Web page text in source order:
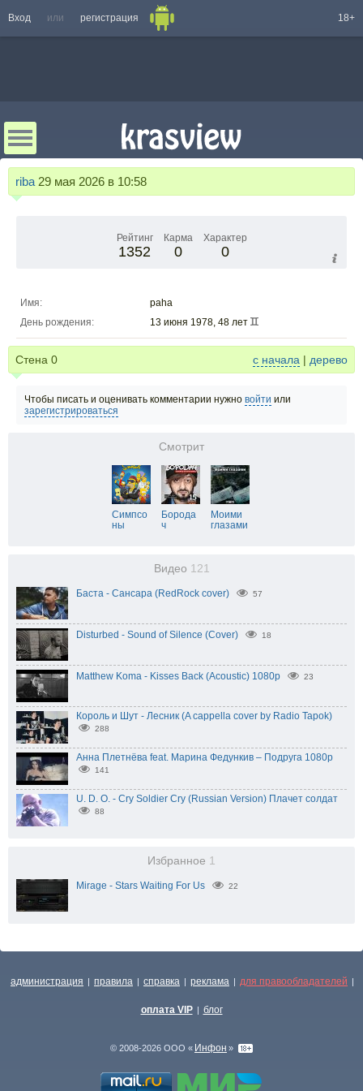
Вход или регистрация 18+
riba 29 мая 2026 в 10:58
Рейтинг
1352
Карма
0
Характер
0
Имя:
paha
День рождения:
13 июня 1978, 48 лет
Стена 0 с начала | дерево
Чтобы писать и оценивать комментарии нужно войти или
зарегистрироваться
Смотрит
Симпсо
ны
Борода
ч
Моими
глазами
Видео 121
Баста - Сансара (RedRock cover) 57
Disturbed - Sound of Silence (Cover) 18
Matthew Koma - Kisses Back (Acoustic) 1080p 23
Король и Шут - Лесник (A cappella cover by Radio Tapok)
288
Анна Плетнёва feat. Марина Федункив – Подруга 1080p
141
U. D. O. - Cry Soldier Cry (Russian Version) Плачет солдат
88
Избранное 1
Mirage - Stars Waiting For Us 22
администрация | правила | справка | реклама | для правообладателей |
оплата VIP | блог
© 2008-2026 ООО « Инфон »